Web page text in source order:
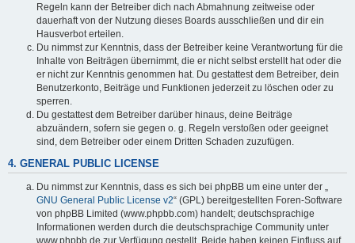
Regeln kann der Betreiber dich nach Abmahnung zeitweise oder
dauerhaft von der Nutzung dieses Boards ausschließen und dir ein
Hausverbot erteilen.
Du nimmst zur Kenntnis, dass der Betreiber keine Verantwortung für die
Inhalte von Beiträgen übernimmt, die er nicht selbst erstellt hat oder die
er nicht zur Kenntnis genommen hat. Du gestattest dem Betreiber, dein
Benutzerkonto, Beiträge und Funktionen jederzeit zu löschen oder zu
sperren.
Du gestattest dem Betreiber darüber hinaus, deine Beiträge
abzuändern, sofern sie gegen o. g. Regeln verstoßen oder geeignet
sind, dem Betreiber oder einem Dritten Schaden zuzufügen.
4. GENERAL PUBLIC LICENSE
Du nimmst zur Kenntnis, dass es sich bei phpBB um eine unter der „
GNU General Public License v2“ (GPL) bereitgestellten Foren-Software
von phpBB Limited (www.phpbb.com) handelt; deutschsprachige
Informationen werden durch die deutschsprachige Community unter
www.phpbb.de zur Verfügung gestellt. Beide haben keinen Einfluss auf